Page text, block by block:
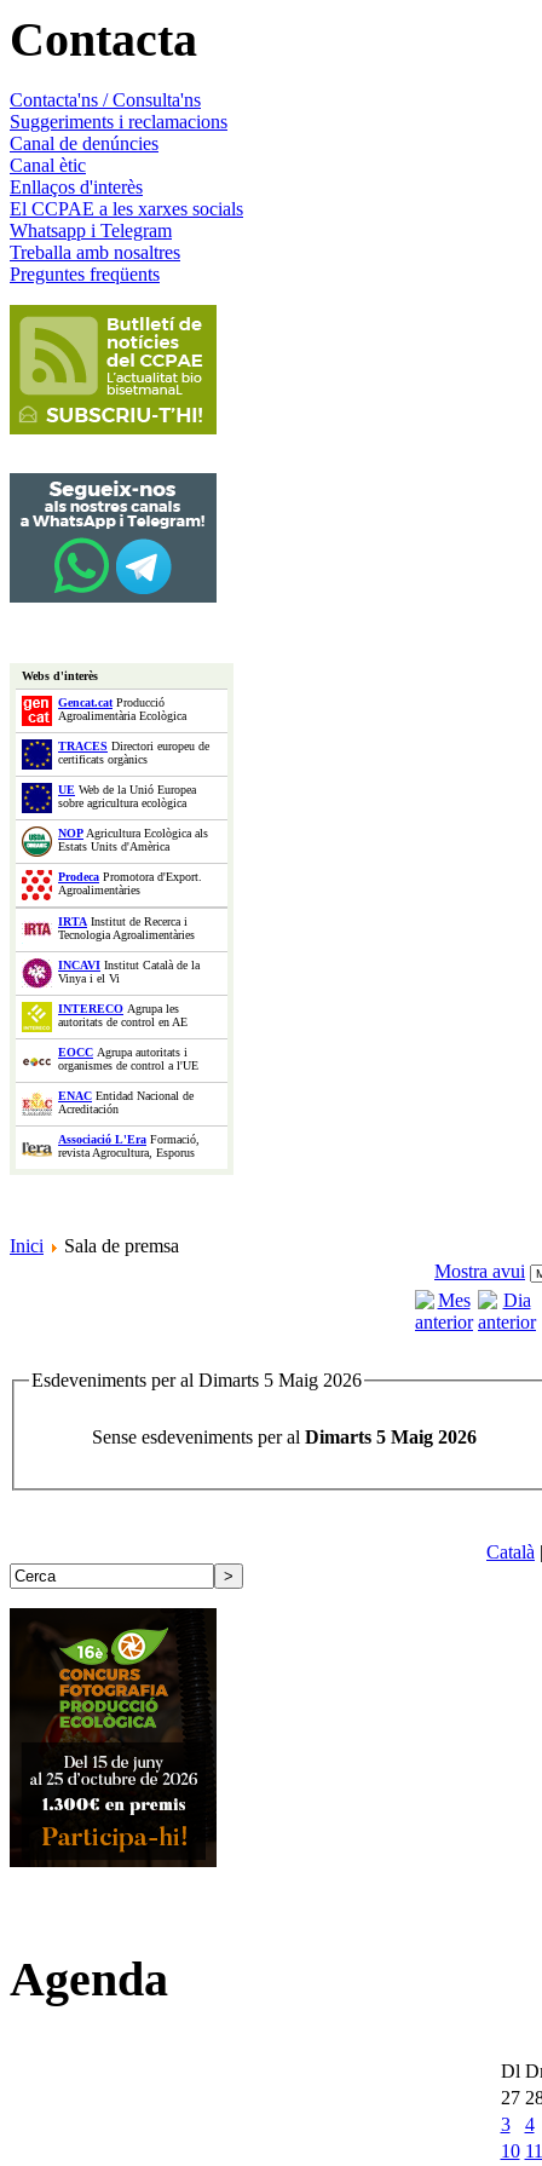
Contacta
Contacta'ns / Consulta'ns
Suggeriments i reclamacions
Canal de denúncies
Canal ètic
Enllaços d'interès
El CCPAE a les xarxes socials
Whatsapp i Telegram
Treballa amb nosaltres
Preguntes freqüents
Webs d'interès
Gencat.catProducció
Agroalimentària Ecològica
TRACES Directori europeu de
certificats orgànics
UE Web de la Unió Europea
sobre agricultura ecològica
NOPAgricultura Ecològica als
Estats Units d'Amèrica
Prodeca Promotora d'Export.
Agroalimentàries
IRTA Institut de Recerca i
Tecnologia Agroalimentàries
INCAVI Institut Català de la
Vinya i el Vi
INTERECO Agrupa les
autoritats de control en AE
EOCC Agrupa autoritats i
organismes de control a l'UE
ENAC Entidad Nacional de
Acreditación
Associació L'Era Formació,
revista Agrocultura, Esporus
Inici
Sala de premsa
Mostra avui
Esdeveniments per al Dimarts 5 Maig 2026
Sense esdeveniments per al Dimarts 5 Maig 2026
Català
Agenda
Dl
27
3
4
10 11